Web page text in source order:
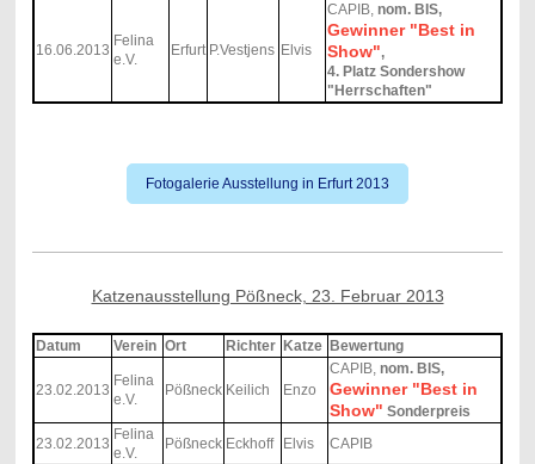
16.06.2013
Felina
e.V.
Erfurt P.Vestjens Elvis
CAPIB, nom. BIS,
Gewinner "Best in
Show",
4. Platz Sondershow
"Herrschaften"
Fotogalerie Ausstellung in Erfurt 2013
Katzenausstellung Pößneck, 23. Februar 2013
Datum Verein Ort Richter Katze Bewertung
23.02.2013
Felina
e.V.
Pößneck Keilich Enzo
CAPIB, nom. BIS,
Gewinner "Best in
Show" Sonderpreis
23.02.2013
Felina
e.V.
Pößneck Eckhoff Elvis CAPIB